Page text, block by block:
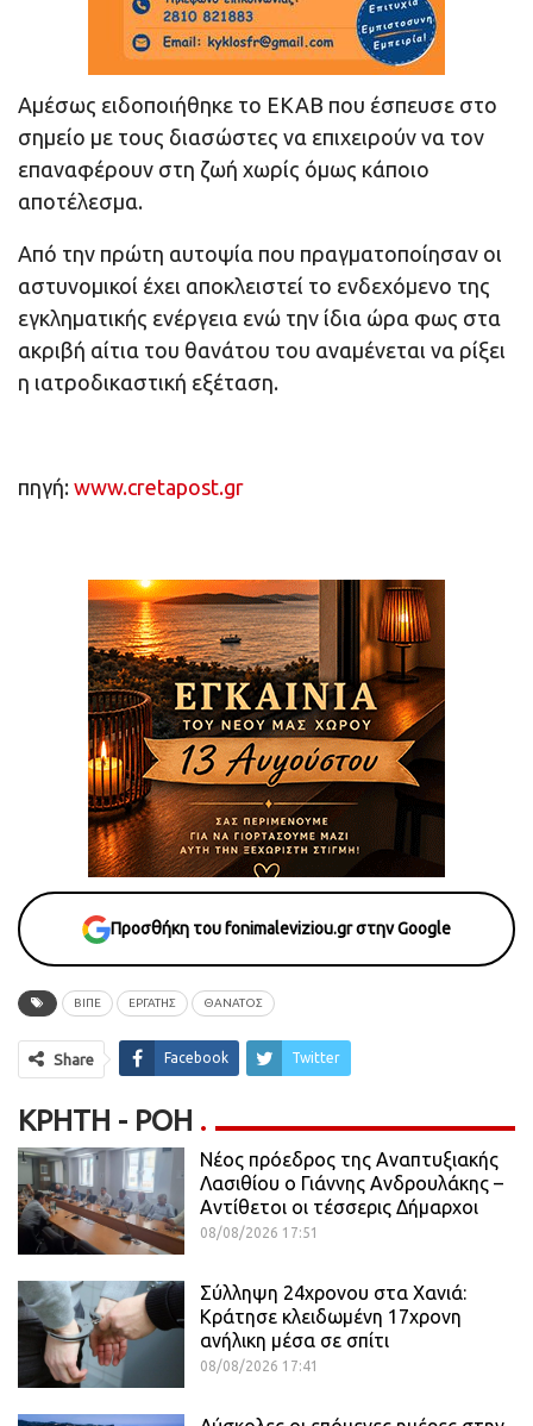
Αμέσως ειδοποιήθηκε το ΕΚΑΒ που έσπευσε στο
σημείο με τους διασώστες να επιχειρούν να τον
επαναφέρουν στη ζωή χωρίς όμως κάποιο
αποτέλεσμα.
Από την πρώτη αυτοψία που πραγματοποίησαν οι
αστυνομικοί έχει αποκλειστεί το ενδεχόμενο της
εγκληματικής ενέργεια ενώ την ίδια ώρα φως στα
ακριβή αίτια του θανάτου του αναμένεται να ρίξει
η ιατροδικαστική εξέταση.
πηγή: www.cretapost.gr
Προσθήκη του fonimaleviziou.gr στην Google
ΒΙΠΕ ΕΡΓΑΤΗΣ ΘΑΝΑΤΟΣ
Share Facebook Twitter
ΚΡΉΤΗ - ΡΟΗ
Νέος πρόεδρος της Αναπτυξιακής
Λασιθίου ο Γιάννης Ανδρουλάκης –
Αντίθετοι οι τέσσερις Δήμαρχοι
08/08/2026 17:51
Σύλληψη 24χρονου στα Χανιά:
Κράτησε κλειδωμένη 17χρονη
ανήλικη μέσα σε σπίτι
08/08/2026 17:41